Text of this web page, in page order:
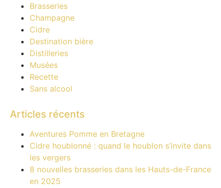
Brasseries
Champagne
Cidre
Destination bière
Distilleries
Musées
Recette
Sans alcool
Articles récents
Aventures Pomme en Bretagne
Cidre houblonné : quand le houblon s’invite dans
les vergers
8 nouvelles brasseries dans les Hauts-de-France
en 2025